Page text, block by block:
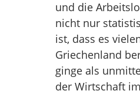
und die
nicht nur
ist, dass es
Griechenland
ginge als
der Wirtschaft